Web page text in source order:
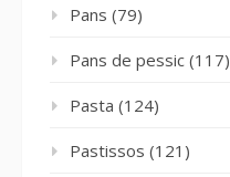
Pans (79)
Pans de pessic (117)
Pasta (124)
Pastissos (121)